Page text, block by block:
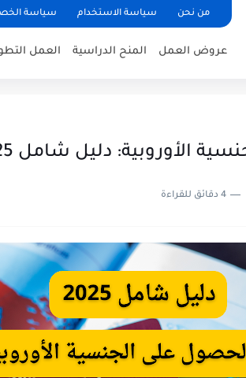
من نحن سياسة الاستخدام سياسة
عروض العمل المنح الدراسية العمل
الأوروبية: دليل شامل 2025
4 دقائق للقراءة